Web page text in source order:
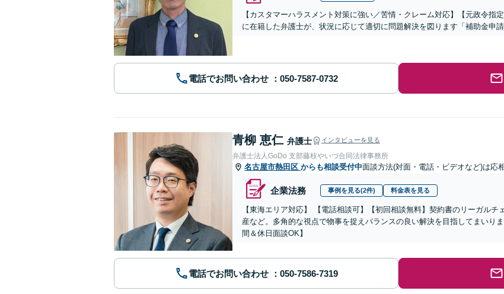
【カスタマーハラスメント対策に強い／苦情・クレーム対応】【元政令指
に在籍した弁護士が、状況に応じて適切に問題解決を図ります「補助金申
電話でお問い合わせ
青柳 恵仁 弁護士 インタビューを見る
弁護士法人GoDo 支部藤枝やいづ合同法律事務所
名古屋市熱田区 からも相談受付中面談方法(対面・電話・ビデオなど)は応
企業法務 事例を見る(2件) 料金表を見る
【東海エリア対応】 【電話相談可】【初回相談無料】契約書のリーガル
産など。多角的な視点で物事を捉えバランスの良い解決を目指してまいり
間＆休日面談OK】
電話でお問い合わせ